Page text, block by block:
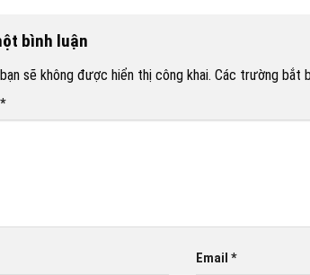
bình luận
sẽ không được hiển thị công khai. Các trường bắt
*
Email *